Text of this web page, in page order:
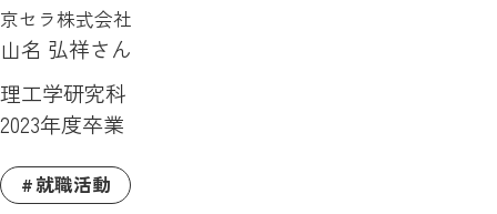
京セラ株式会社
山名 弘祥さん
理工学研究科
2023年度卒業
就職活動